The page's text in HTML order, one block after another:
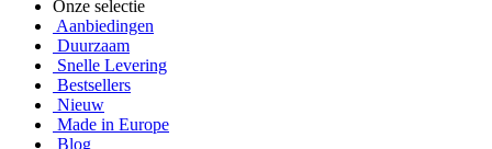
Onze selectie
Aanbiedingen
Duurzaam
Snelle Levering
Bestsellers
Nieuw
Made in Europe
Blog